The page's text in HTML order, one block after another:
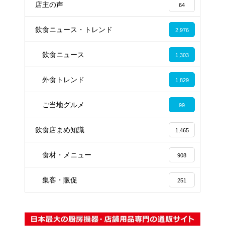
店主の声 64
飲食ニュース・トレンド 2,976
飲食ニュース 1,303
外食トレンド 1,829
ご当地グルメ 99
飲食店まめ知識 1,465
食材・メニュー 908
集客・販促 251